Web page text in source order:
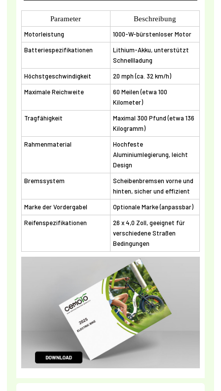
Parameter Beschreibung
Motorleistung
1000-W-bürstenloser Motor
Batteriespezifikationen
Lithium-Akku, unterstützt
Schnellladung
Höchstgeschwindigkeit
20 mph (ca. 32 km/h)
Maximale Reichweite
60 Meilen (etwa 100
Kilometer)
Tragfähigkeit
Maximal 300 Pfund (etwa 136
Kilogramm)
Rahmenmaterial
Hochfeste
Aluminiumlegierung, leicht
Design
Bremssystem
Scheibenbremsen vorne und
hinten, sicher und effizient
Marke der Vordergabel
Optionale Marke (anpassbar)
Reifenspezifikationen
26 x 4,0 Zoll, geeignet für
verschiedene Straßen
Bedingungen